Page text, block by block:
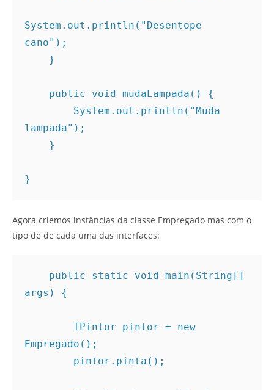
System.out.println("Desentope
cano");
lampada");
}
Agora criemos instâncias da classe Empregado mas com o
tipo de de cada uma das interfaces:
args) {
Empregado();